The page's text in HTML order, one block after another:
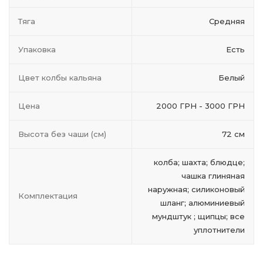
Тяга Средняя
Упаковка Есть
Цвет колбы кальяна Белый
Цена 2000 ГРН - 3000 ГРН
Высота без чаши (см) 72 см
Комплектация
колба; шахта; блюдце;
чашка глиняная
наружная; силиконовый
шланг; алюминиевый
мундштук ; щипцы; все
уплотнители